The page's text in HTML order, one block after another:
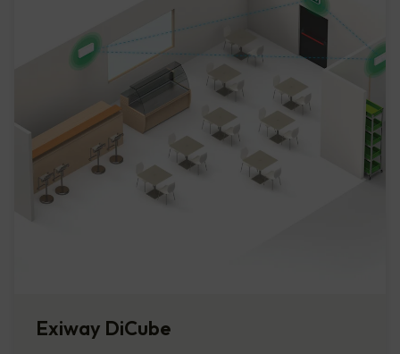
Exiway DiCube